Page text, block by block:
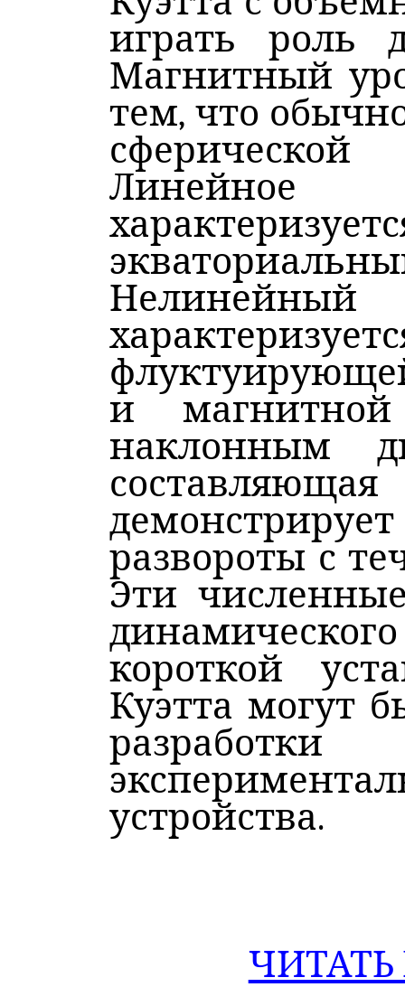
играть роль
Магнитный
тем, что
и
наклонным
развороты с
Эти численные
короткой
Куэтта могут
разработки
устройства.